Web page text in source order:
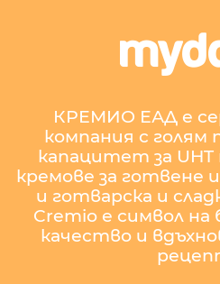
КРЕМИО ЕАД е
компания с голям
капацитет за
кремове за готвене
и готварска и
Cremio е символ на
качество и